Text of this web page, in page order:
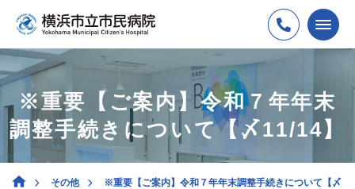
※重要【ご案内】令和７年年末
調整手続きについて【〆11/14】
その他
※重要【ご案内】令和７年年末調整手続きについて【〆